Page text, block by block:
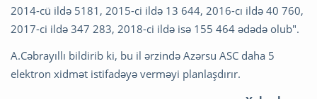
2014-cü ildə 5181, 2015-ci ildə 13 644, 2016-cı ildə 40 760,
2017-ci ildə 347 283, 2018-ci ildə isə 155 464 ədədə olub".
A.Cəbrayıllı bildirib ki, bu il ərzində Azərsu ASC daha 5
elektron xidmət istifadəyə verməyi planlaşdırır.